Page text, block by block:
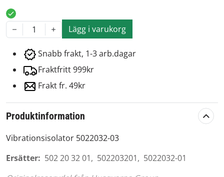
1 Lägg i varukorg
Snabb frakt, 1-3 arb.dagar
Fraktfritt 999kr
Frakt fr. 49kr
Produktinformation
Vibrationsisolator 5022032-03
Ersätter: 502 20 32 01, 502203201, 5022032-01